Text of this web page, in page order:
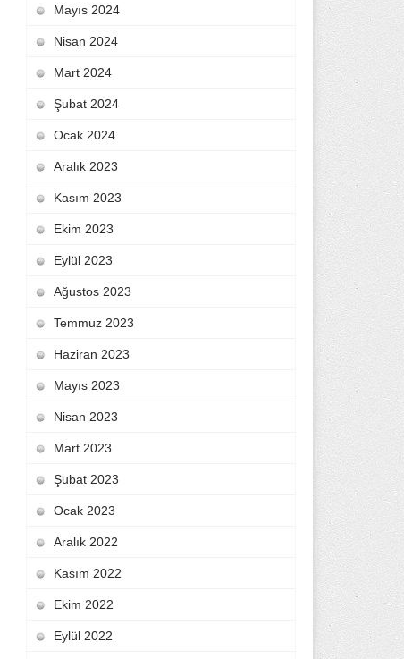
Mayıs 2024
Nisan 2024
Mart 2024
Şubat 2024
Ocak 2024
Aralık 2023
Kasım 2023
Ekim 2023
Eylül 2023
Ağustos 2023
Temmuz 2023
Haziran 2023
Mayıs 2023
Nisan 2023
Mart 2023
Şubat 2023
Ocak 2023
Aralık 2022
Kasım 2022
Ekim 2022
Eylül 2022